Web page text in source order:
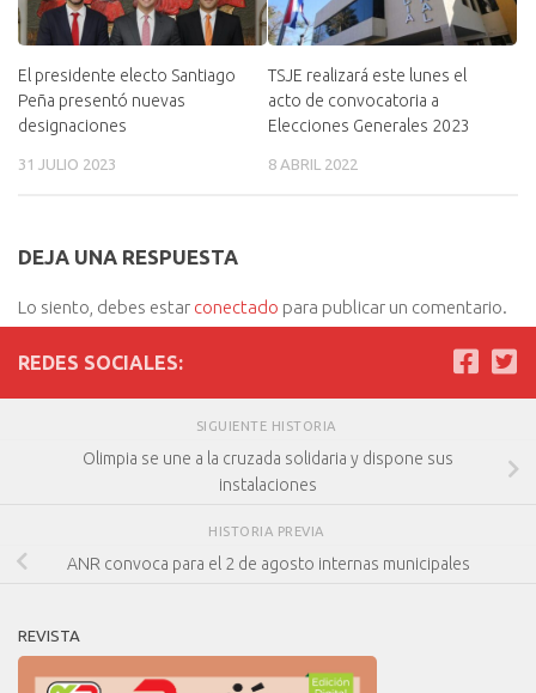
El presidente electo Santiago
Peña presentó nuevas
designaciones
31 JULIO 2023
TSJE realizará este lunes el
acto de convocatoria a
Elecciones Generales 2023
8 ABRIL 2022
DEJA UNA RESPUESTA
Lo siento, debes estar conectado para publicar un comentario.
REDES SOCIALES:
SIGUIENTE HISTORIA
Olimpia se une a la cruzada solidaria y dispone sus
instalaciones
HISTORIA PREVIA
ANR convoca para el 2 de agosto internas municipales
REVISTA